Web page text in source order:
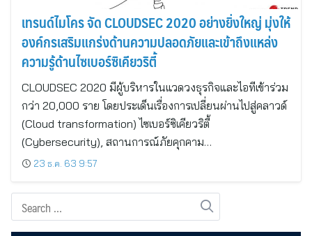
เทรนด์ไมโคร จัด CLOUDSEC 2020 อย่างยิ่งใหญ่ มุ่งให้
องค์กรเสริมแกร่งด้านความปลอดภัยและเข้าถึงแหล่ง
ความรู้ด้านไซเบอร์ซิเคียวริตี้
CLOUDSEC 2020 มีผู้บริหารในแวดวงธุรกิจและไอทีเข้าร่วม
กว่า 20,000 ราย โดยประเด็นเรื่องการเปลี่ยนผ่านไปสู่คลาวด์
(Cloud transformation) ไซเบอร์ซิเคียวริตี้
(Cybersecurity), สถานการณ์ภัยคุกคาม…
23 ธ.ค. 63 9:57